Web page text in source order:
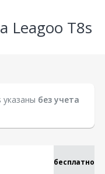
Leagoo T8s
без учета
бесплатно